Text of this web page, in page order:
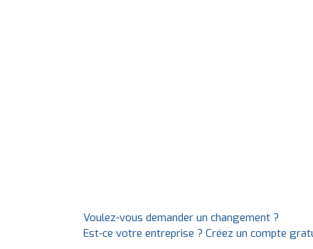
Voulez-vous demander un changement ?
Est-ce votre entreprise ? Créez un compte